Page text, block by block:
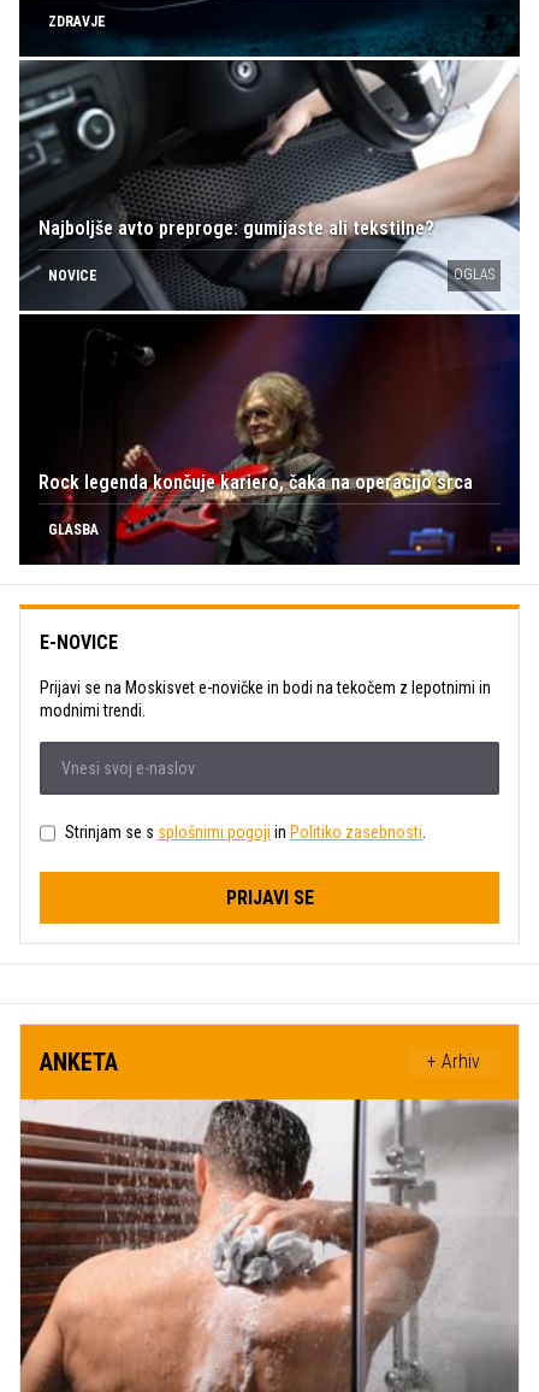
ZDRAVJE
Najboljše avto preproge: gumijaste ali tekstilne?
NOVICE OGLAS
Rock legenda končuje kariero, čaka na operacijo srca
GLASBA
E-NOVICE
Prijavi se na Moskisvet e-novičke in bodi na tekočem z lepotnimi in
modnimi trendi.
Strinjam se s splošnimi pogoji in Politiko zasebnosti.
PRIJAVI SE
ANKETA + Arhiv